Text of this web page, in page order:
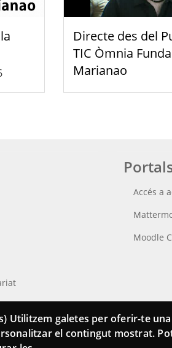
Directe des del
TIC Òmnia
Marianao
Accés a
Moodle
Utilitzem galetes per oferir-te
el contingut mostrat.